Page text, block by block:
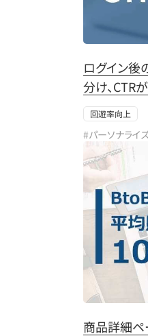
ログイン後
分け、CTR
回遊率向上
#パーソナライ
商品詳細ペ